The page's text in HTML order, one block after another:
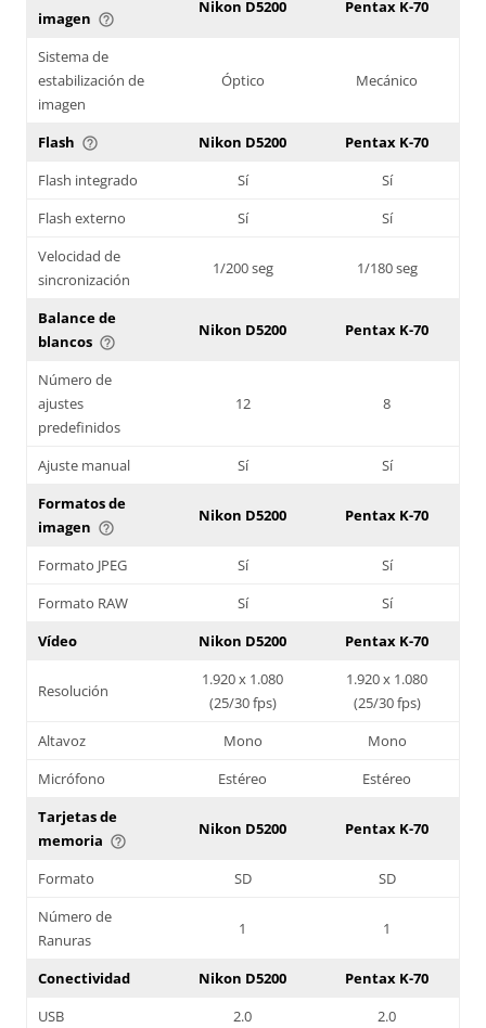
imagen help_outline
Nikon D5200 Pentax K-70
Sistema de
estabilización de
imagen
Óptico Mecánico
Flash help_outline Nikon D5200
Pentax K-70
Flash integrado
Sí
Sí
Flash externo
Sí
Sí
Velocidad de
sincronización
1/200 seg 1/180 seg
Balance de
blancos help_outline
Nikon D5200 Pentax K-70
Número de
ajustes
predefinidos
12 8
Ajuste manual Sí
Sí
Formatos de
imagen help_outline
Nikon D5200 Pentax K-70
Formato JPEG Sí
Sí
Formato RAW
Sí
Sí
Vídeo
Nikon D5200 Pentax K-70
Resolución
1.920 x 1.080
(25/30 fps)
1.920 x 1.080
(25/30 fps)
Altavoz
Mono
Mono
Micrófono
Estéreo
Estéreo
Tarjetas de
memoria help_outline
Nikon D5200 Pentax K-70
Formato SD
SD
Número de
Ranuras
1 1
Conectividad Nikon D5200
Pentax K-70
USB
2.0
2.0